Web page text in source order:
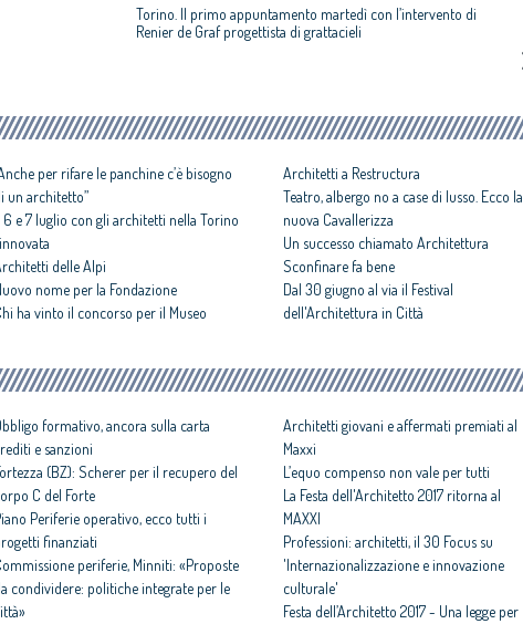
Torino. Il primo appuntamento martedì con l’intervento di
Renier de Graf progettista di grattacieli
per rifare le panchine c’è bisogno
un architetto”
6 e 7 luglio con gli architetti nella Torino
delle Alpi
nome per la Fondazione
ha vinto il concorso per il Museo
Architetti a Restructura
Teatro, albergo no a case di lusso. Ecco la
nuova Cavallerizza
Un successo chiamato Architettura
Sconfinare fa bene
Dal 30 giugno al via il Festival
dell'Architettura in Città
formativo, ancora sulla carta
e sanzioni
(BZ): Scherer per il recupero del
C del Forte
Periferie operativo, ecco tutti i
finanziati
periferie, Minniti: «Proposte
condividere: politiche integrate per le
Architetti giovani e affermati premiati al
Maxxi
L’equo compenso non vale per tutti
La Festa dell'Architetto 2017 ritorna al
MAXXI
Professioni: architetti, il 30 Focus su
'Internazionalizzazione e innovazione
culturale'
Festa dell’Architetto 2017 - Una legge per